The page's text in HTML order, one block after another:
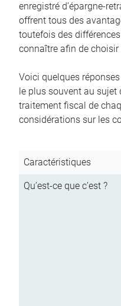
enregistré d’épargne-
offrent tous des
toutefois des
connaître afin de
Voici quelques
le plus souvent au
traitement fiscal de
considérations sur les
Caractéristiques
Qu’est-ce que c’est ?